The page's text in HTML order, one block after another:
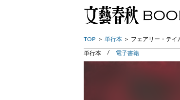
TOP 単行本 フェアリー・テイ
単行本 電子書籍